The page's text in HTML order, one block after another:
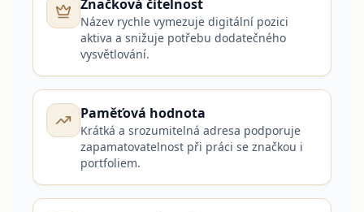
Značková čitelnost
Název rychle vymezuje digitální pozici
aktiva a snižuje potřebu dodatečného
vysvětlování.
Paměťová hodnota
Krátká a srozumitelná adresa podporuje
zapamatovatelnost při práci se značkou i
portfoliem.